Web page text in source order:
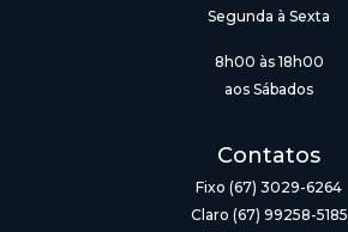
Segunda à Sexta
8h00 às 18h00
aos Sábados
Contatos
Fixo (67) 3029-6264
Claro (67) 99258-5185